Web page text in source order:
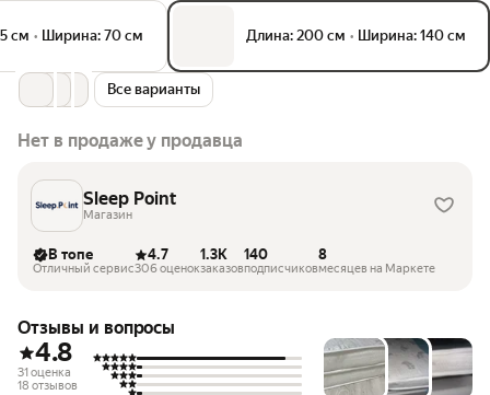
см • Ширина: 70 см Длина: 200 см • Ширина: 140 см
Все варианты
Нет в продаже у продавца
Sleep Point
Магазин
В топе
Отличный сервис
4.7
306 оценок
1.3K
заказов
140
подписчиков
8
месяцев на Маркете
Отзывы и вопросы
4.8
31 оценка
18 отзывов